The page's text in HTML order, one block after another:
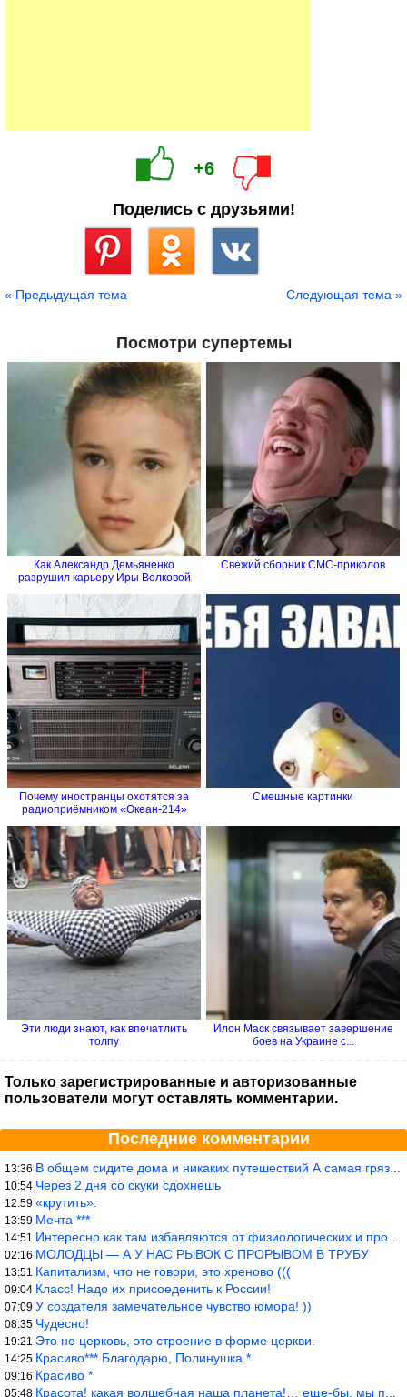
+6
Поделись с друзьями!
« Предыдущая тема Следующая тема »
Посмотри супертемы
Как Александр Демьяненко
разрушил карьеру Иры Волковой
Свежий сборник СМС-приколов
Почему иностранцы охотятся за
радиоприёмником «Океан-214»
Смешные картинки
Эти люди знают, как впечатлить
толпу
Илон Маск связывает завершение
боев на Украине с...
Только зарегистрированные и авторизованные
пользователи могут оставлять комментарии.
Последние комментарии
13:36 В общем сидите дома и никаких путешествий А самая грязная в от
10:54 Через 2 дня со скуки сдохнешь
12:59 «крутить».
13:59 Мечта ***
14:51 Интересно как там избавляются от физиологических и прочих отходо
02:16 МОЛОДЦЫ — А У НАС РЫВОК С ПРОРЫВОМ В ТРУБУ
13:51 Капитализм, что не говори, это хреново (((
09:04 Класс! Надо их присоеденить к России!
07:09 У создателя замечательное чувство юмора! ))
08:35 Чудесно!
19:21 Это не церковь, это строение в форме церкви.
14:25 Красиво*** Благодарю, Полинушка *
09:16 Красиво *
05:48 Красота! какая волшебная наша планета!… еще-бы, мы понимали это…